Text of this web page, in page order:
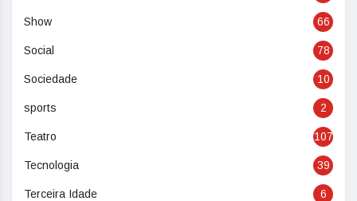
Show 66
Social 78
Sociedade 10
sports 2
Teatro 107
Tecnologia 39
Terceira Idade 6